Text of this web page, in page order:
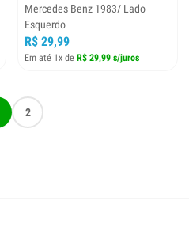
Mercedes Benz 1983/ Lado
Esquerdo
R$ 29,99
Em até 1x de R$ 29,99 s/juros
2